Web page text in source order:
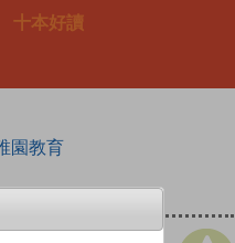
十本好讀
園教育